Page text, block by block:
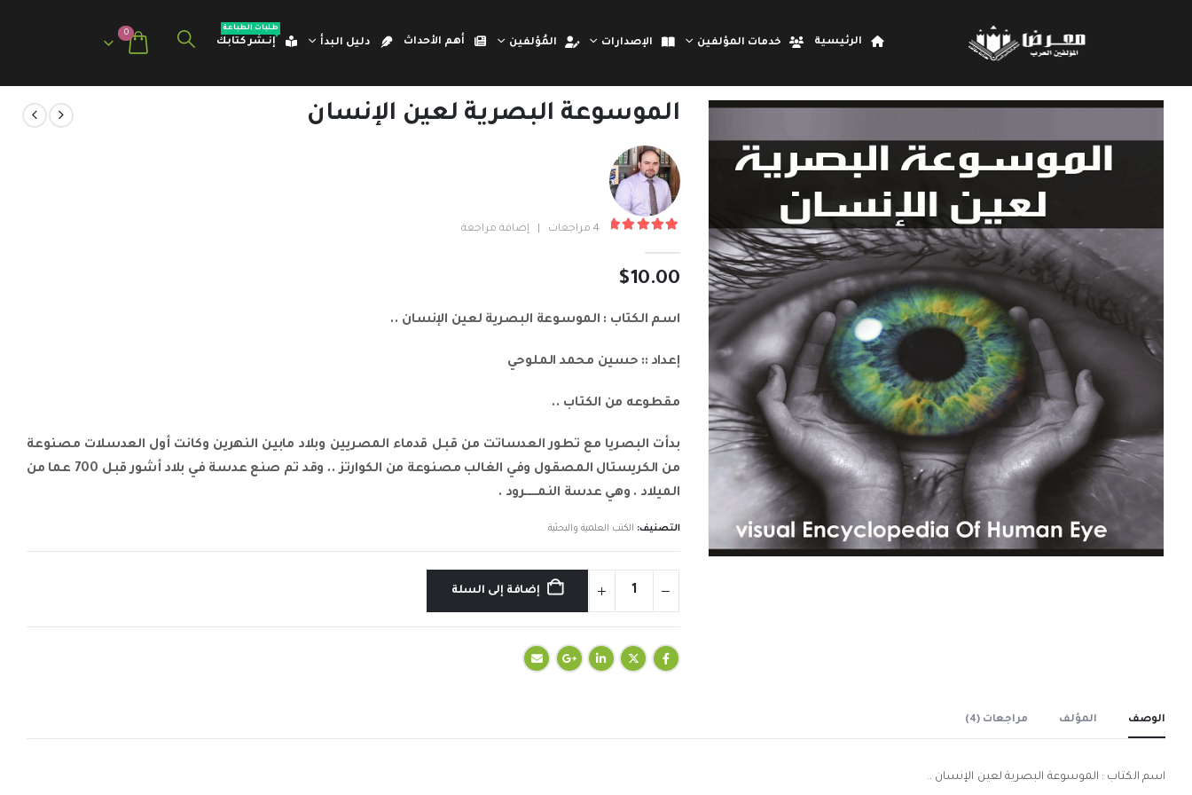
الرئيسية خدمات المؤلفين الإصدارات المُؤلفين أهم الأحداث دليل البدأ إنـشر كتابك
طلبات الطباعة 0
الموسوعة البصرية لعين الإنسان
4مراجعات إضافة مراجعة
$10.00
اسم الكتاب : الموسوعة البصرية لعين الإنسان ..
إعداد :: حسين محمد الملوحي
مقطوعه من الكتاب ..
بدأت البصريا مع تطور العدساتت من قبل قدماء المصريين وبلاد مابين النهرين وكانت أول العدسلات مصنوعة
من الكريستال المصقول وفي الغالب مصنوعة من الكوارتز .. وقد تم صنع عدسة في بلاد أشور قبل 700 عما من
الميلاد . وهي عدسة النمـــــرود .
التصنيف: الكتب العلمية والبحثية
إضافة إلى السلة
الوصف المؤلف مراجعات (4)
اسم الكتاب : الموسوعة البصرية لعين الإنسان ..